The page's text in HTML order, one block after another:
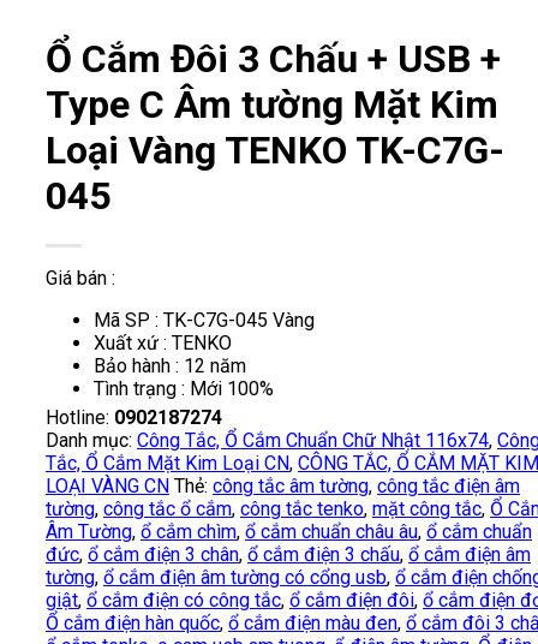
Ổ Cắm Đôi 3 Chấu + USB +
Type C Âm tường Mặt Kim
Loại Vàng TENKO TK-C7G-
045
Giá bán :
Mã SP : TK-C7G-045 Vàng
Xuất xứ : TENKO
Bảo hành : 12 năm
Tình trạng : Mới 100%
Hotline: 0902187274
Danh mục: Công Tắc, Ổ Cắm Chuẩn Chữ Nhật 116x74,
Tắc, Ổ Cắm Mặt Kim Loại CN, CÔNG TẮC, Ổ CẮM MẶT KIM
LOẠI VÀNG CN Thẻ: công tắc âm tường, công tắc điện âm
tường, công tắc ổ cắm, công tắc tenko, mặt công tắc, Ổ
Âm Tường, ổ cắm chìm, ổ cắm chuẩn châu âu, ổ cắm chuẩn
đức, ổ cắm điện 3 chân, ổ cắm điện 3 chấu, ổ cắm điện âm
tường, ổ cắm điện âm tường có cổng usb, ổ cắm điện
giật, ổ cắm điện có công tắc, ổ cắm điện đôi, ổ cắm điện
Ổ cắm điện hàn quốc, ổ cắm điện màu đen, ổ cắm đôi 3